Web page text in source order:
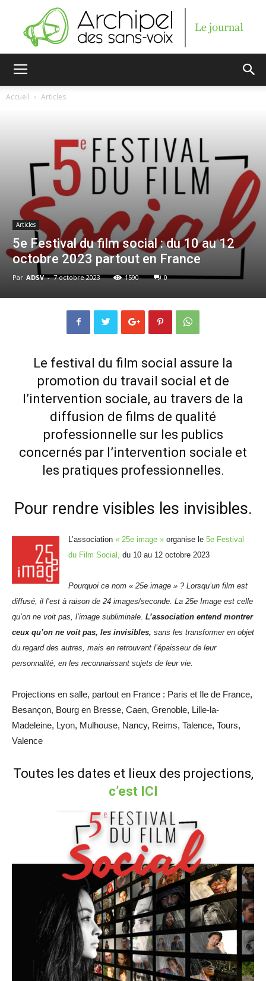
sans-
voix
Accueil Articles
Articles
5e Festival du film social : du 10 au 12
octobre 2023 partout en France
Par ADSV - 7 octobre 2023 1590 0
Le festival du film social assure la
promotion du travail social et de
l’intervention sociale, au travers de la
diffusion de films de qualité
professionnelle sur les publics
concernés par l’intervention sociale et
les pratiques professionnelles.
Pour rendre visibles les invisibles.
L’association « 25e image » organise le 5e Festival
du Film Social, du 10 au 12 octobre 2023
Pourquoi ce nom « 25e image » ? Lorsqu’un film est
diffusé, il l’est à raison de 24 images/seconde. La 25e Image est celle
qu’on ne voit pas, l’image subliminale. L’association entend montrer
ceux qu’on ne voit pas, les invisibles, sans les transformer en objet
du regard des autres, mais en retrouvant l’épaisseur de leur
personnalité, en les reconnaissant sujets de leur vie.
Projections en salle, partout en France : Paris et Ile de France,
Besançon, Bourg en Bresse, Caen, Grenoble, Lille-la-
Madeleine, Lyon, Mulhouse, Nancy, Reims, Talence, Tours,
Valence
Toutes les dates et lieux des projections,
c’est ICI